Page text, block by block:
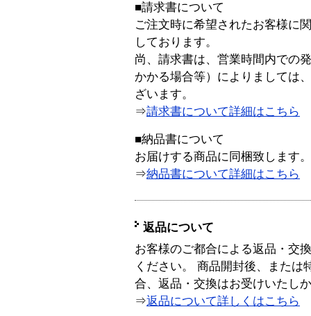
■請求書について
ご注文時に希望されたお客様に
しております。
尚、請求書は、営業時間内での
かかる場合等）によりましては
ざいます。
⇒請求書について詳細はこちら
■納品書について
お届けする商品に同梱致します。
⇒納品書について詳細はこちら
返品について
お客様のご都合による返品・交
ください。 商品開封後、または
合、返品・交換はお受けいたし
⇒返品について詳しくはこちら